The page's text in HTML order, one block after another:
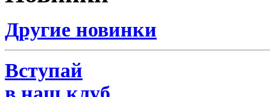
Другие новинки
Вступай